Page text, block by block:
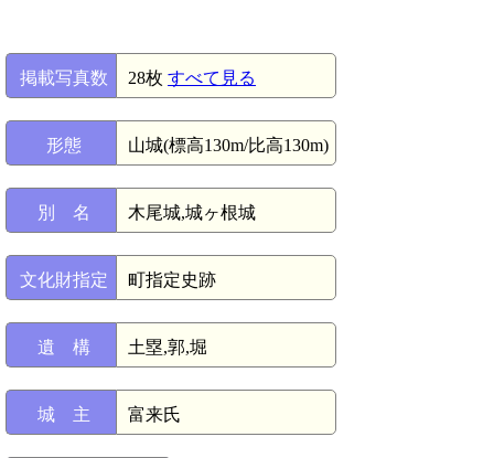
掲載写真数 28枚 すべて見る
形態 山城(標高130m/比高130m)
別 名 木尾城,城ヶ根城
文化財指定 町指定史跡
遺 構 土塁,郭,堀
城 主 富来氏